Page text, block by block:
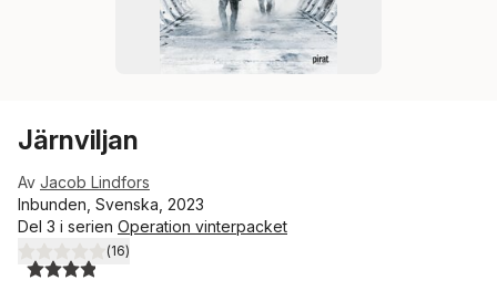
Järnviljan
Av Jacob Lindfors
Inbunden, Svenska, 2023
Del 3 i serien Operation vinterpacket
3,9utav 5 stjärnor. Totalt antal röster:
(16)